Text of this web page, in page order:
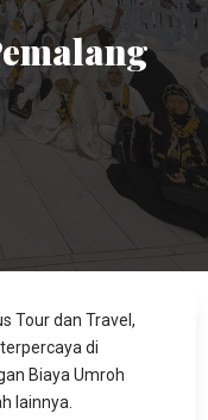
Tour dan Travel,
di
Biaya Umroh
lainnya.